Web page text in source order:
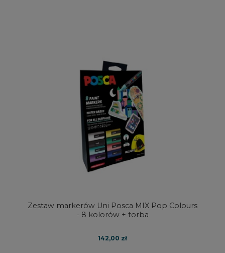
Zestaw markerów Uni Posca MIX Pop Colours
- 8 kolorów + torba
142,00 zł